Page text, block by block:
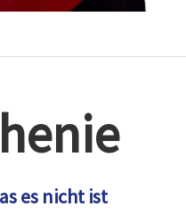
es nicht ist